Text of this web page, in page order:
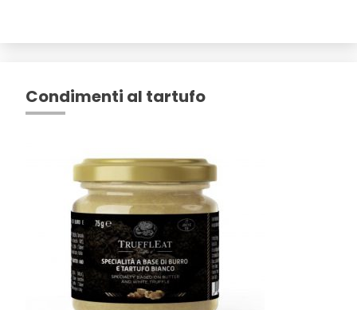
Condimenti al tartufo